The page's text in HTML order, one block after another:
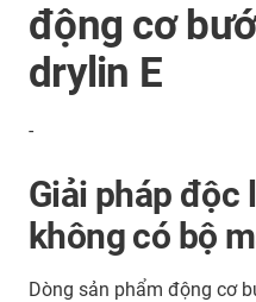
động cơ
drylin E
-
Giải pháp độc
không có bộ
Dòng sản phẩm động cơ